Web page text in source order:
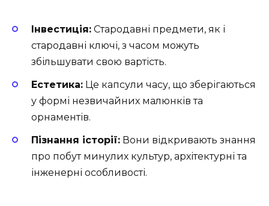
Інвестиція: Стародавні предмети, як і
стародавні ключі, з часом можуть
збільшувати свою вартість.
Естетика: Це капсули часу, що зберігаються
у формі незвичайних малюнків та
орнаментів.
Пізнання історії: Вони відкривають знання
про побут минулих культур, архітектурні та
інженерні особливості.